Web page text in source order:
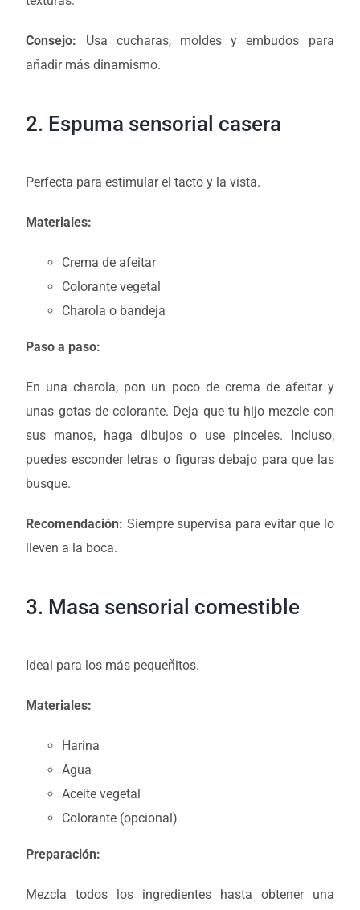
Consejo: Usa cucharas, moldes y embudos para
añadir más dinamismo.
2. Espuma sensorial casera
Perfecta para estimular el tacto y la vista.
Materiales:
Crema de afeitar
Colorante vegetal
Charola o bandeja
Paso a paso:
En una charola, pon un poco de crema de afeitar y
unas gotas de colorante. Deja que tu hijo mezcle con
sus manos, haga dibujos o use pinceles. Incluso,
puedes esconder letras o figuras debajo para que las
busque.
Recomendación: Siempre supervisa para evitar que lo
lleven a la boca.
3. Masa sensorial comestible
Ideal para los más pequeñitos.
Materiales:
Harina
Agua
Aceite vegetal
Colorante (opcional)
Preparación:
Mezcla todos los ingredientes hasta obtener una